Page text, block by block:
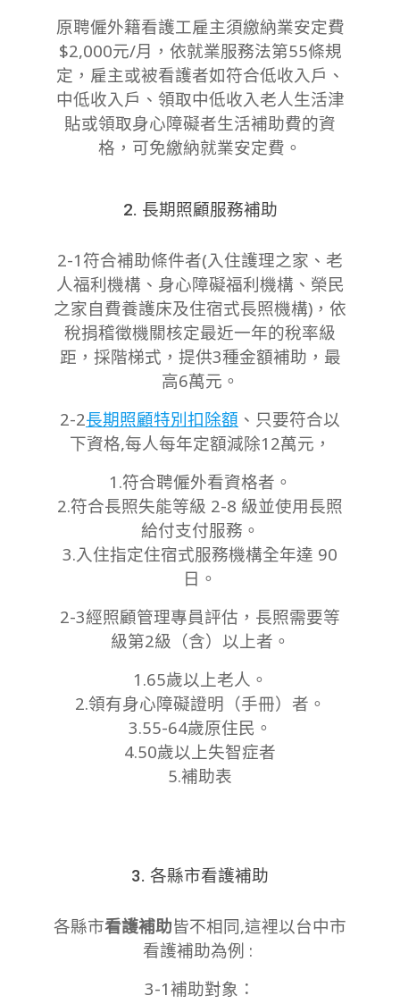
原聘僱外籍看護工雇主須繳納業安定費
$2,000元/月，依就業服務法第55條規
定，雇主或被看護者如符合低收入戶、
中低收入戶、領取中低收入老人生活津
貼或領取身心障礙者生活補助費的資
格，可免繳納就業安定費。
2. 長期照顧服務補助
2-1符合補助條件者(入住護理之家、老
人福利機構、身心障礙福利機構、榮民
之家自費養護床及住宿式長照機構) ，依
稅捐稽徵機關核定最近一年的稅率級
距，採階梯式，提供3種金額補助，最
高6萬元。
2-2長期照顧特別扣除額 、只要符合以
下資格,每人每年定額減除12萬元，
1.符合聘僱外看資格者。
2.符合長照失能等級 2-8 級並使用長照
給付支付服務。
3.入住指定住宿式服務機構全年達 90
日。
2-3經照顧管理專員評估，長照需要等
級第2級（含）以上者。
1.65歲以上老人。
2.領有身心障礙證明（手冊）者。
3.55-64歲原住民。
4.50歲以上失智症者
5.補助表
3. 各縣市看護補助
各縣市看護補助皆不相同,這裡以台中市
看護補助為例 :
3-1補助對象：